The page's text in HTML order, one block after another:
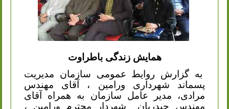
همایش زندگی باطراوت
به گزارش روایط عمومی سازمان مدیریت
پسماند شهرداری ورامین ، آقای مهندس
مرادی، مدیر عامل سازمان به همراه آقای
مهندس حیدریان
شهردار محترم ورامین ،